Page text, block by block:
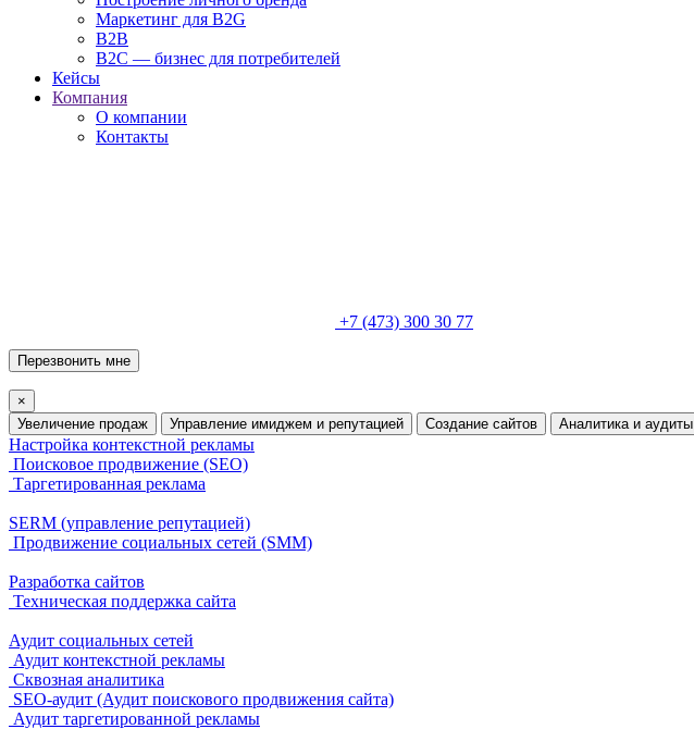
Маркетинг для B2G
B2B
B2C — бизнес для потребителей
Кейсы
Компания
О компании
Контакты
+7 (473) 300 30 77
Перезвонить мне
×
Увеличение продаж
Управление имиджем и репутацией Создание сайтов Аналитика и аудиты
Настройка контекстной рекламы
Поисковое продвижение (SEO)
Таргетированная реклама
SERM (управление репутацией)
Продвижение социальных сетей (SMM)
Разработка сайтов
Техническая поддержка сайта
Аудит социальных сетей
Аудит контекстной рекламы
Сквозная аналитика
SEO-аудит (Аудит поискового продвижения сайта)
Аудит таргетированной рекламы